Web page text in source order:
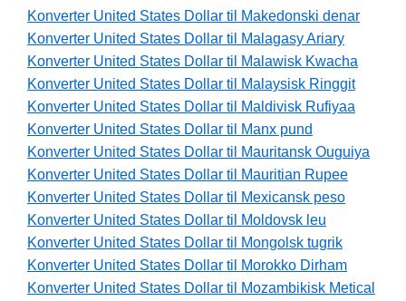
Konverter United States Dollar til Makedonski denar
Konverter United States Dollar til Malagasy Ariary
Konverter United States Dollar til Malawisk Kwacha
Konverter United States Dollar til Malaysisk Ringgit
Konverter United States Dollar til Maldivisk Rufiyaa
Konverter United States Dollar til Manx pund
Konverter United States Dollar til Mauritansk Ouguiya
Konverter United States Dollar til Mauritian Rupee
Konverter United States Dollar til Mexicansk peso
Konverter United States Dollar til Moldovsk leu
Konverter United States Dollar til Mongolsk tugrik
Konverter United States Dollar til Morokko Dirham
Konverter United States Dollar til Mozambikisk Metical